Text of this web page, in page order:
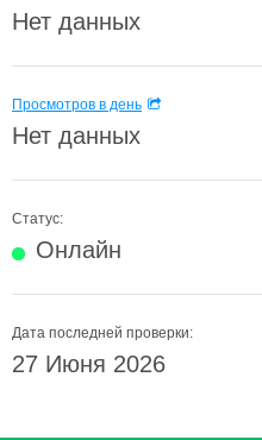
Нет данных
Просмотров в день
Нет данных
Статус:
Онлайн
Дата последней проверки:
27 Июня 2026